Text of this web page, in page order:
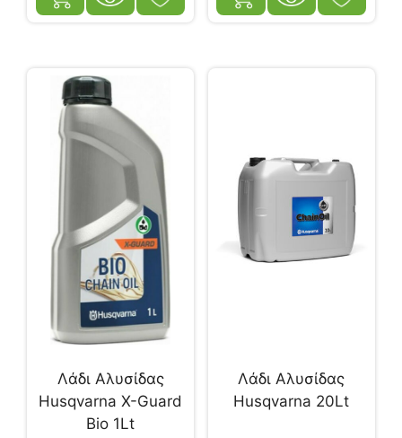
Λάδι Αλυσίδας
Husqvarna X-Guard
Bio 1Lt
Λάδι Αλυσίδας
Husqvarna 20Lt